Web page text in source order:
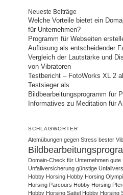
Neueste Beiträge
Welche Vorteile bietet ein
für Unternehmen?
Programm für Webseiten
Auflösung als entscheidender
Vergleich der Lautstärke und
von Vibratoren
Testbericht – FotoWorks XL 2
Testsieger als
Bildbearbeitungsprogramm für
Informatives zu Meditation für
SCHLAGWÖRTER
Atemübungen gegen Stress bester
Domain-Check für Unternehmen gute
Unfallversicherung günstige
Hobby Horsing Hobby Horsing
Horsing Parcours Hobby Horsing
Hobby Horsing Sattel Hobby Horsing